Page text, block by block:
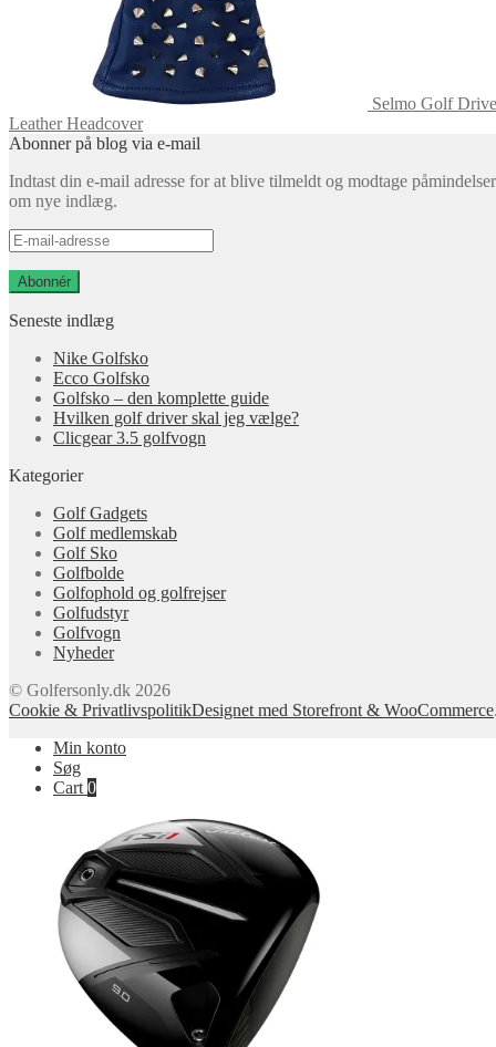
Selmo Golf
Leather Headcover
Abonner på blog via e-mail
Indtast din e-mail adresse for at blive tilmeldt og modtage påmindelser
om nye indlæg.
E-
mail-
adresse
Abonnér
Seneste indlæg
Nike Golfsko
Ecco Golfsko
Golfsko – den komplette guide
Hvilken golf driver skal jeg vælge?
Clicgear 3.5 golfvogn
Kategorier
Golf Gadgets
Golf medlemskab
Golf Sko
Golfbolde
Golfophold og golfrejser
Golfudstyr
Golfvogn
Nyheder
© Golfersonly.dk 2026
Cookie & PrivatlivspolitikDesignet med Storefront & WooCommerce
Min konto
Søg
Cart 0